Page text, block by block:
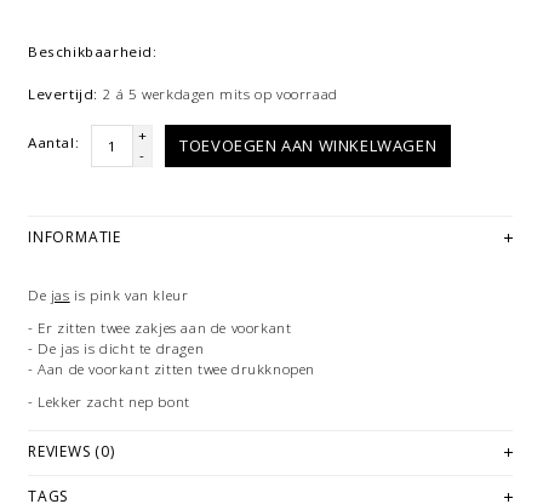
Beschikbaarheid:
Levertijd: 2 á 5 werkdagen mits op voorraad
Aantal:
+
-
TOEVOEGEN AAN WINKELWAGEN
INFORMATIE
De jas is pink van kleur
- Er zitten twee zakjes aan de voorkant
- De jas is dicht te dragen
- Aan de voorkant zitten twee drukknopen
- Lekker zacht nep bont
REVIEWS (0)
TAGS